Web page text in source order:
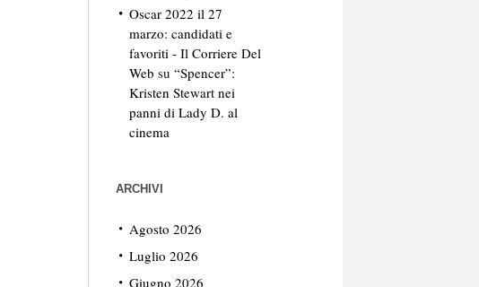
Oscar 2022 il 27
marzo: candidati e
favoriti - Il Corriere Del
Web su “Spencer”:
Kristen Stewart nei
panni di Lady D. al
cinema
ARCHIVI
Agosto 2026
Luglio 2026
Giugno 2026